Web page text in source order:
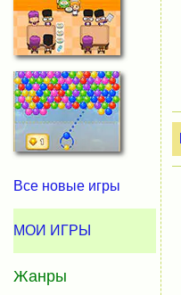
Все новые игры
МОИ ИГРЫ
Жанры